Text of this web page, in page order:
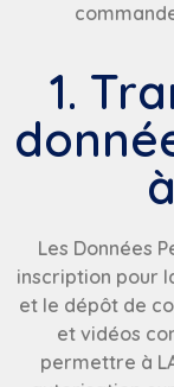
1.
Les Données
inscription pour
et le dépôt de
et vidéos
permettre à